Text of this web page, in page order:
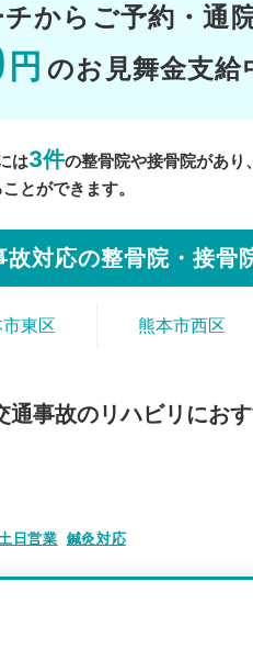
から ご予約・通
円 のお見舞金支給
は3件の整骨院や接骨院があ
とができます。
故対応の整骨院・接骨
東区 熊本市西区
通事故のリハビリにお
土日営業 鍼灸対応